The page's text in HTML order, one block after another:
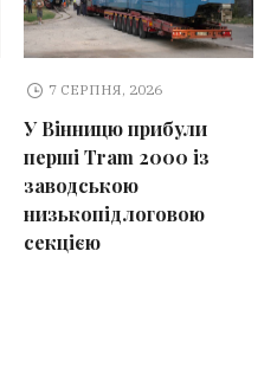
7 СЕРПНЯ, 2026
У Вінницю прибули
перші Tram 2000 із
заводською
низькопідлоговою
секцією